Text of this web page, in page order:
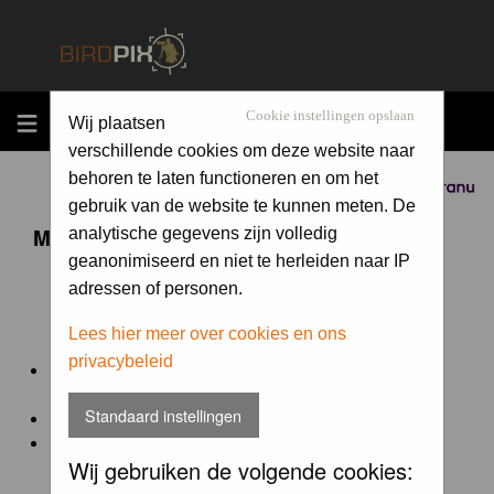
MENU
Sponsored by
Cookie instellingen opslaan
Wij plaatsen
verschillende cookies om deze website naar
behoren te laten functioneren en om het
gebruik van de website te kunnen meten. De
analytische gegevens zijn volledig
geanonimiseerd en niet te herleiden naar IP
adressen of personen.
Lees hier meer over cookies en ons
privacybeleid
Standaard instellingen
Wij gebruiken de volgende cookies:
Maandopdracht 'lentekriebels'
De maandopdracht van Birdpix is een competitie voor
en door de Birdpix fotografen community:
Het onderwerp van de opdracht wordt bepaald door de
winnaar van de laatste maandopdracht
De community nomineert de winnaar.
Geregistreerde gebruikers van Birdpix kunnen onder
deze voorwaardendeelnemen.